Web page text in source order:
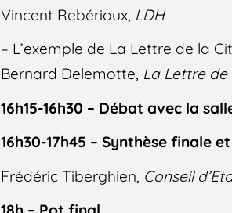
Vincent Rebérioux, LDH
– L’exemple de La Lettre de la
Bernard Delemotte, La Lettre
16h15-16h30 – Débat avec la
16h30-17h45 – Synthèse finale
Frédéric Tiberghien, Conseil